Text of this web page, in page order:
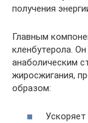
получения
Главным
кленбутерола.
анаболическим
жиросжигания,
образом: